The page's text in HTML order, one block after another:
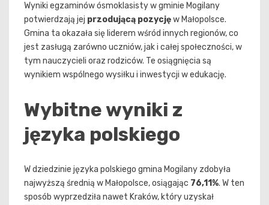
Wyniki egzaminów ósmoklasisty w gminie Mogilany
potwierdzają jej przodującą pozycjęw Małopolsce.
Gmina ta okazała się liderem wśród innych regionów, co
jest zasługą zarówno uczniów, jak i całej społeczności, w
tym nauczycieli oraz rodziców. Te osiągnięcia są
wynikiem wspólnego wysiłku i inwestycji w edukację.
Wybitne wyniki z
języka polskiego
W dziedzinie języka polskiego gmina Mogilany zdobyła
najwyższą średnią w Małopolsce, osiągając 76,11%. W ten
sposób wyprzedziła nawet Kraków, który uzyskał